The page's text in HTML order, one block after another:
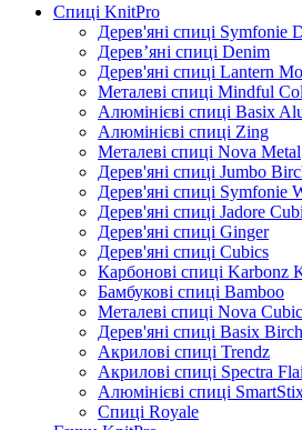
Спиці KnitPro
Дерев'яні спиці Symfonie
Дерев’яні спиці Denim
Дерев'яні спиці Lantern
Металеві спиці Mindful
Алюмінієві спиці Basix
Алюмінієві спиці Zing
Металеві спиці Nova Metal
Дерев'яні спиці Jumbo
Дерев'яні спиці Symfonie
Дерев'яні спиці Jadore
Дерев'яні спиці Ginger
Дерев'яні спиці Cubics
Карбонові спиці Karbonz
Бамбукові спиці Bamboo
Металеві спиці Nova
Дерев'яні спиці Basix
Акрилові спиці Trendz
Акрилові спиці Spectra
Алюмінієві спиці
Спиці Royale